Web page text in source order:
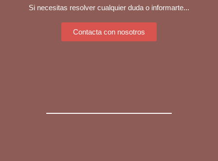
Si necesitas resolver cualquier duda o informarte...
Contacta con nosotros